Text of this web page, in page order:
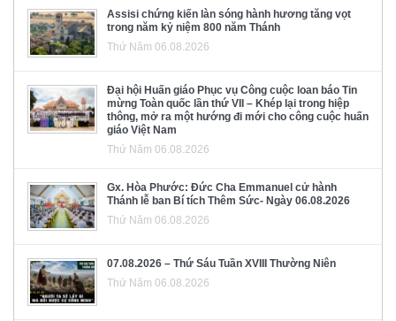
Assisi chứng kiến làn sóng hành hương tăng vọt
trong năm kỷ niệm 800 năm Thánh
Thứ Năm 06.08.2026
Đại hội Huấn giáo Phục vụ Công cuộc loan báo Tin
mừng Toàn quốc lần thứ VII – Khép lại trong hiệp
thông, mở ra một hướng đi mới cho công cuộc huấn
giáo Việt Nam
Thứ Năm 06.08.2026
Gx. Hòa Phước: Đức Cha Emmanuel cử hành
Thánh lễ ban Bí tích Thêm Sức- Ngày 06.08.2026
Thứ Năm 06.08.2026
07.08.2026 – Thứ Sáu Tuần XVIII Thường Niên
Thứ Năm 06.08.2026